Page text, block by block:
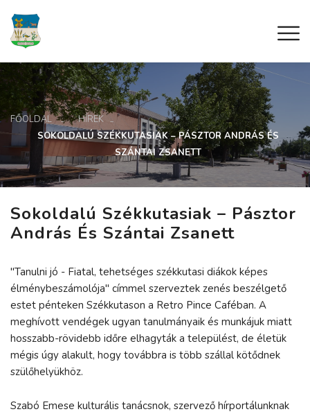
FŐOLDAL
HÍREK
SOKOLDALÚ SZÉKKUTASIAK – PÁSZTOR ANDRÁS ÉS
SZÁNTAI ZSANETT
Sokoldalú Székkutasiak – Pásztor
András És Szántai Zsanett
"Tanulni jó - Fiatal, tehetséges székkutasi diákok képes
élménybeszámolója" címmel szerveztek zenés beszélgető
estet pénteken Székkutason a Retro Pince Caféban. A
meghívott vendégek ugyan tanulmányaik és munkájuk miatt
hosszabb-rövidebb időre elhagyták a települést, de életük
mégis úgy alakult, hogy továbbra is több szállal kötődnek
szülőhelyükhöz.
Szabó Emese kulturális tanácsnok, szervező hírportálunknak